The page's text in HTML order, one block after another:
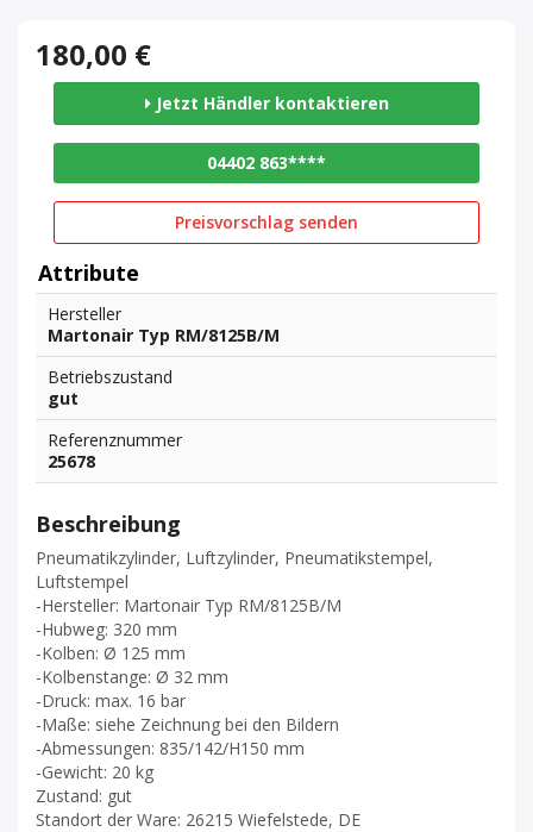
180,00 €
Jetzt Händler kontaktieren
04402 863****
Preisvorschlag senden
Attribute
Hersteller
Martonair Typ RM/8125B/M
Betriebszustand
gut
Referenznummer
25678
Beschreibung
Pneumatikzylinder, Luftzylinder, Pneumatikstempel,
Luftstempel
-Hersteller: Martonair Typ RM/8125B/M
-Hubweg: 320 mm
-Kolben: Ø 125 mm
-Kolbenstange: Ø 32 mm
-Druck: max. 16 bar
-Maße: siehe Zeichnung bei den Bildern
-Abmessungen: 835/142/H150 mm
-Gewicht: 20 kg
Zustand: gut
Standort der Ware: 26215 Wiefelstede, DE